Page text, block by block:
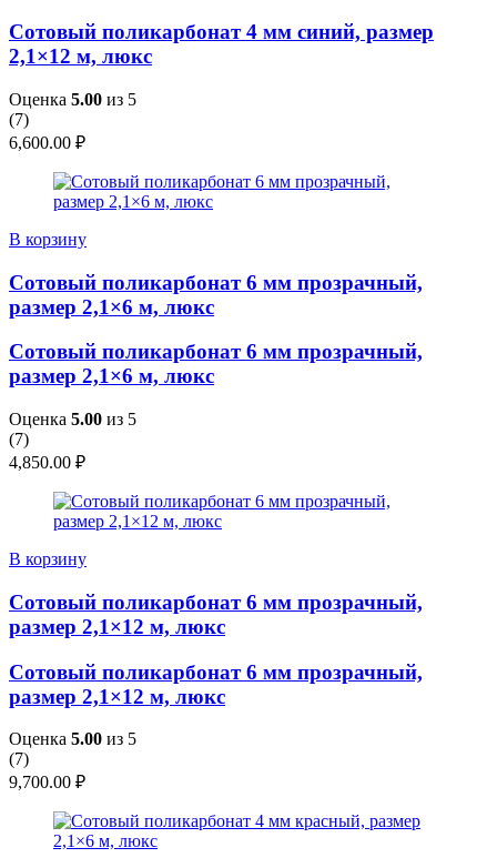
Сотовый поликарбонат 4 мм синий, размер
2,1×12 м, люкс
Оценка 5.00 из 5
(7)
6,600.00 ₽
В корзину
Сотовый поликарбонат 6 мм прозрачный,
размер 2,1×6 м, люкс
Сотовый поликарбонат 6 мм прозрачный,
размер 2,1×6 м, люкс
Оценка 5.00 из 5
(7)
4,850.00 ₽
В корзину
Сотовый поликарбонат 6 мм прозрачный,
размер 2,1×12 м, люкс
Сотовый поликарбонат 6 мм прозрачный,
размер 2,1×12 м, люкс
Оценка 5.00 из 5
(7)
9,700.00 ₽